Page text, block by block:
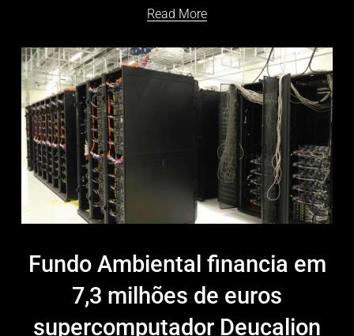
Read More
Fundo Ambiental financia em
7,3 milhões de euros
supercomputador Deucalion